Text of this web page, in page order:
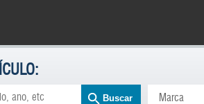
Buscar